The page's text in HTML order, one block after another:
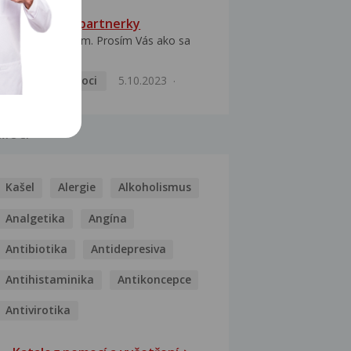
HPV typ 52 u partnerky
Dobrý deň prajem. Prosím Vás ako sa
Pohlavní nemoci
5.10.2023
Kašel Alergie Alkoholismus
Analgetika Angína
Antibiotika Antidepresiva
Antihistaminika Antikoncepce
Antivirotika